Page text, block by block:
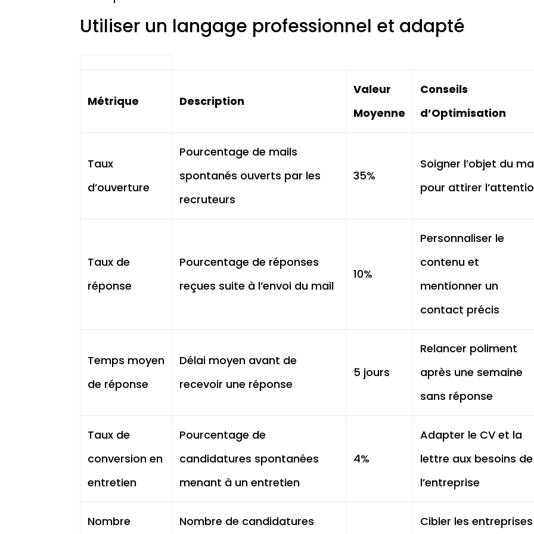
Utiliser un langage professionnel et adapté
Métrique Description
Valeur
Moyenne
Conseils
d’Optimisation
Taux
d’ouverture
Pourcentage de mails
spontanés ouverts par les
recruteurs
35%
Soigner l’objet du
pour attirer
Taux de
réponse
Pourcentage de réponses
reçues suite à l’envoi du mail
10%
Personnaliser le
contenu et
mentionner un
contact précis
Temps moyen
de réponse
Délai moyen avant de
recevoir une réponse
5 jours
Relancer poliment
après une semaine
sans réponse
Taux de
conversion en
entretien
Pourcentage de
candidatures spontanées
menant à un entretien
4%
Adapter le CV et la
lettre aux besoins de
l’entreprise
Nombre Nombre de candidatures Cibler les entreprises